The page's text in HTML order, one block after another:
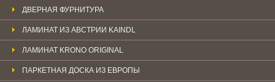
ДВЕРНАЯ ФУРНИТУРА
ЛАМИНАТ ИЗ АВСТРИИ KAINDL
ЛАМИНАТ KRONO ORIGINAL
ПАРКЕТНАЯ ДОСКА ИЗ ЕВРОПЫ